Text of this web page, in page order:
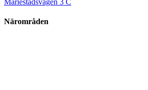
Närområden